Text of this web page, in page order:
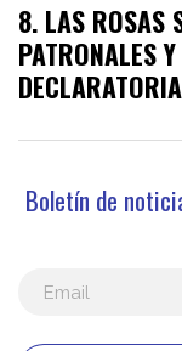
LAS ROSAS
PATRONALES
Boletín de